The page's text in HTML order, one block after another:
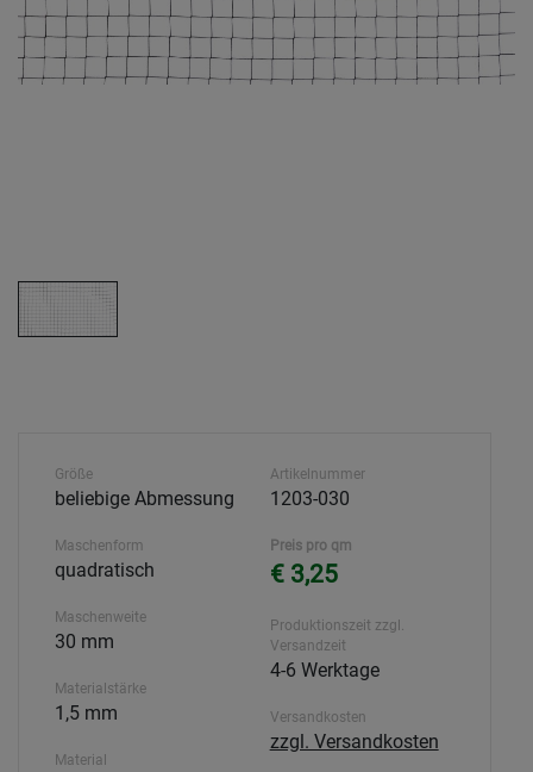
Größe
beliebige Abmessung
Maschenform
quadratisch
Maschenweite
30 mm
Materialstärke
1,5 mm
Material
Artikelnummer
1203-030
Preis pro qm
€ 3,25
Produktionszeit zzgl.
Versandzeit
4-6 Werktage
Versandkosten
zzgl. Versandkosten